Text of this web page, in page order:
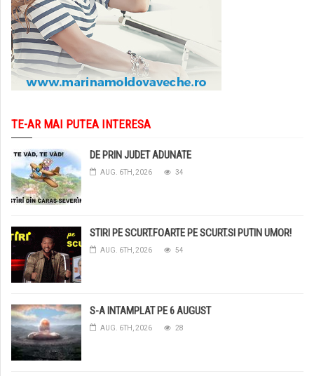
TE-AR MAI PUTEA INTERESA
DE PRIN JUDET ADUNATE
AUG. 6TH, 2026 34
STIRI PE SCURT.FOARTE PE SCURT.SI PUTIN UMOR!
AUG. 6TH, 2026 54
S-A INTAMPLAT PE 6 AUGUST
AUG. 6TH, 2026 28